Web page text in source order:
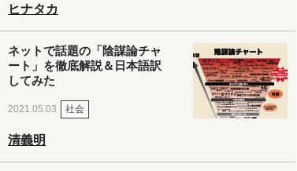
ヒナタカ
ネットで話題の「陰謀論チャ
ート」を徹底解説＆日本語訳
してみた
2021.05.03 社会
清義明